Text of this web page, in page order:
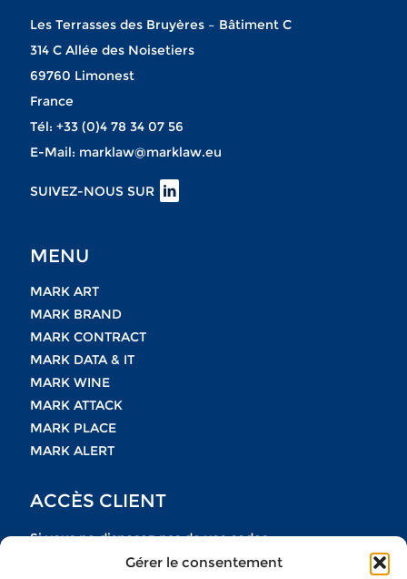
Gérer le consentement
Les Terrasses des Bruyères – Bâtiment C
314 C Allée des Noisetiers
69760 Limonest
France
Tél: +33 (0)4 78 34 07 56
E-Mail: marklaw@marklaw.eu
SUIVEZ-NOUS SUR
MENU
MARK ART
MARK BRAND
MARK CONTRACT
MARK DATA & IT
MARK WINE
MARK ATTACK
MARK PLACE
MARK ALERT
ACCÈS CLIENT
Si vous ne disposez pas de vos codes
n’hésitez pas à nous contacter